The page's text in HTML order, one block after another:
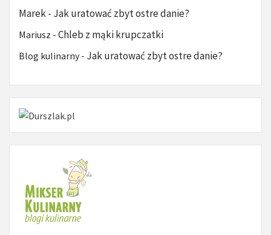
Marek - Jak uratować zbyt ostre danie?
Mariusz - Chleb z mąki krupczatki
Blog kulinarny- Jak uratować zbyt ostre danie?